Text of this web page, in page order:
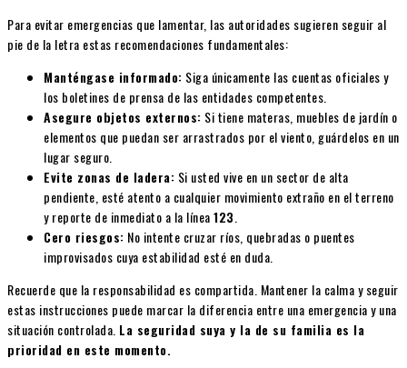
Para evitar emergencias que lamentar, las autoridades sugieren seguir al
pie de la letra estas recomendaciones fundamentales:
Manténgase informado: Siga únicamente las cuentas oficiales y
los boletines de prensa de las entidades competentes.
Asegure objetos externos: Si tiene materas, muebles de jardín o
elementos que puedan ser arrastrados por el viento, guárdelos en un
lugar seguro.
Evite zonas de ladera: Si usted vive en un sector de alta
pendiente, esté atento a cualquier movimiento extraño en el terreno
y reporte de inmediato a la línea123.
Cero riesgos: No intente cruzar ríos, quebradas o puentes
improvisados cuya estabilidad esté en duda.
Recuerde que la responsabilidad es compartida. Mantener la calma y seguir
estas instrucciones puede marcar la diferencia entre una emergencia y una
situación controlada. La seguridad suya y la de su familia es la
prioridad en este momento.